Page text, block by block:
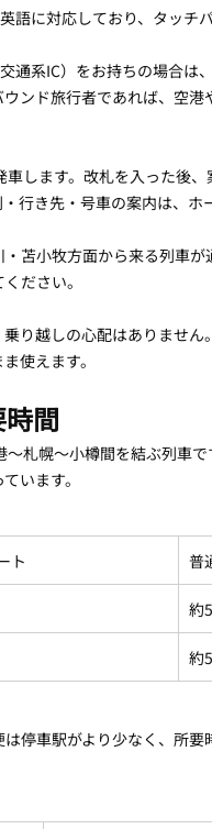
語に対応しており、タッチ
通系IC）をお持ちの場合は
ンド旅行者であれば、空
します。改札を入った後
行き先・号車の案内は、ホ
苫小牧方面から来る列車
ださい。
り越しの心配はありませ
使えます。
間
札幌〜小樽間を結ぶ列車
います。
ト 普
約
約
停車駅がより少なく、所